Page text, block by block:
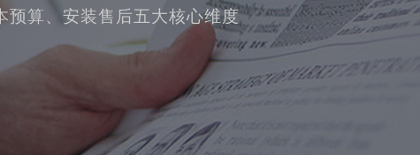
预算、安装售后五大核心维度